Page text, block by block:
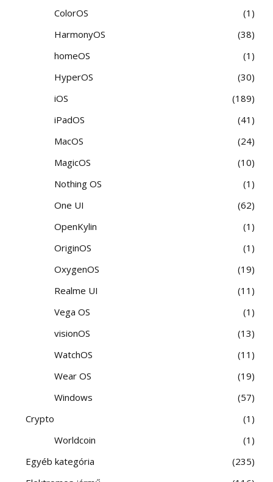
ColorOS
1
HarmonyOS
38
homeOS
1
HyperOS
30
iOS
189
iPadOS
41
MacOS
24
MagicOS
10
Nothing OS
1
One UI
62
OpenKylin
1
OriginOS
1
OxygenOS
19
Realme UI
11
Vega OS
1
visionOS
13
WatchOS
11
Wear OS
19
Windows
57
Crypto
1
Worldcoin
1
Egyéb kategória
235